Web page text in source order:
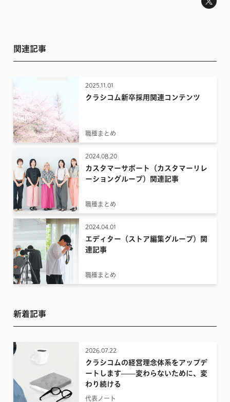
関連記事
2025.11.01
クラシコム新卒採用関連コンテンツ
職種まとめ
2024.08.20
カスタマーサポート（カスタマーリレ
ーショングループ）関連記事
職種まとめ
2024.04.01
エディター（ストア編集グループ）関
連記事
職種まとめ
新着記事
2026.07.22
クラシコムの経営理念体系をアップデ
ートします——変わらないために、変
わり続ける
代表ノート